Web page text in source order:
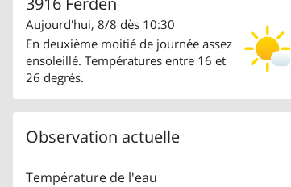
Aujourd'hui, 8/8 dès 10:30
En deuxième moitié de journée assez
ensoleillé. Températures entre 16 et
26 degrés.
Observation actuelle
Température de l'eau